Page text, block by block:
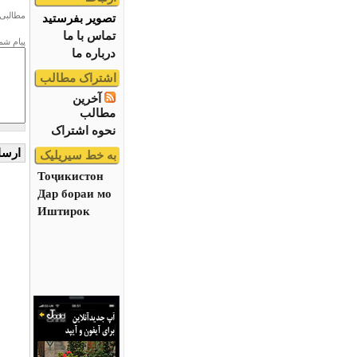
تصویر بفرستید
تماس با ما
درباره ما
اشتراک مطالب
آخرین
مطالب
نحوه اشتراک
به خط سیریلیک
Тоҷикистон
Дар бораи мо
Иштирок
پیام